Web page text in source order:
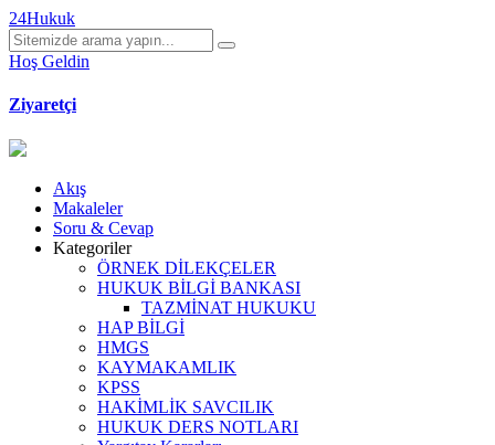
24Hukuk
Hoş Geldin
Ziyaretçi
Akış
Makaleler
Soru & Cevap
Kategoriler
ÖRNEK DİLEKÇELER
HUKUK BİLGİ BANKASI
TAZMİNAT HUKUKU
HAP BİLGİ
HMGS
KAYMAKAMLIK
KPSS
HAKİMLİK SAVCILIK
HUKUK DERS NOTLARI